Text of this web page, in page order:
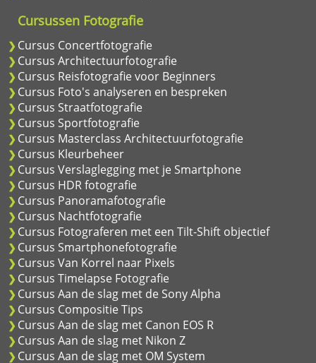
Cursussen Fotografie
Cursus Concertfotografie
Cursus Architectuurfotografie
Cursus Reisfotografie voor Beginners
Cursus Foto's analyseren en bespreken
Cursus Straatfotografie
Cursus Sportfotografie
Cursus Masterclass Architectuurfotografie
Cursus Kleurbeheer
Cursus Verslaglegging met je Smartphone
Cursus HDR fotografie
Cursus Panoramafotografie
Cursus Nachtfotografie
Cursus Fotograferen met een Tilt-Shift objectief
Cursus Smartphonefotografie
Cursus Van Korrel naar Pixels
Cursus Timelapse Fotografie
Cursus Aan de slag met de Sony Alpha
Cursus Compositie Tips
Cursus Aan de slag met Canon EOS R
Cursus Aan de slag met Nikon Z
Cursus Aan de slag met OM System